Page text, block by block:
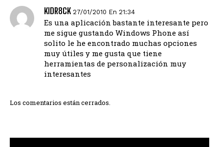
KIDR8CK 27/01/2010 En 21:34
Es una aplicación bastante interesante pero
me sigue gustando Windows Phone así
solito le he encontrado muchas opciones
muy útiles y me gusta que tiene
herramientas de personalización muy
interesantes
Los comentarios están cerrados.